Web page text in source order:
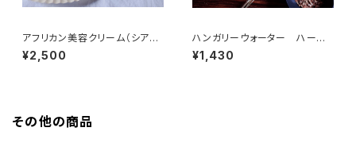
アフリカン美容クリーム（シアバ
ター + バオバブオイル + マダガ
スカル精油)
¥2,500
ハンガリーウォーター ハーブ
セット（レシピ付き）
¥1,430
その他の商品